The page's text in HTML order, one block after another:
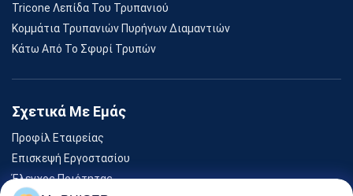
Tricone Λεπίδα Του Τρυπανιού
Κομμάτια Τρυπανιών Πυρήνων Διαμαντιών
Κάτω Από Το Σφυρί Τρυπών
Σχετικά Με Εμάς
Προφίλ Εταιρείας
Επισκεψή Εργοστασίου
Έλεγχος Ποιότητας